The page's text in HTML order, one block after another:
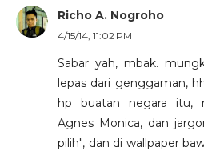
Richo A. Nogroho
4/15/14, 11:02 PM
Sabar yah, mbak.
lepas dari genggaman,
hp buatan negara itu,
Agnes Monica, dan
pilih", dan di wallpaper